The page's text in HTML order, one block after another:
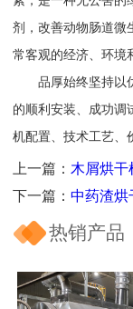
剂，改善动物肠道微
常客观的经济、环境
品厚始终坚持以优
的顺利安装、成功调
机配置、技术工艺、
上一篇： 木屑烘干
下一篇： 中药渣烘
热销产品